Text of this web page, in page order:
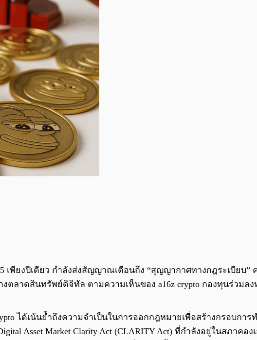
เพียงปีเดียว กำลังส่งสัญญาณเตือนถึง “สุญญากาศทางกฎระเบียบ
ตลาดสินทรัพย์ดิจิทัล ตามความเห็นของ a16z crypto กองทุนร่วม
ได้เน้นย้ำถึงความจำเป็นในการออกกฎหมายเพื่อสร้างกรอบกา
Asset Market Clarity Act (CLARITY Act) ที่กำลังอยู่ในสภาคอ